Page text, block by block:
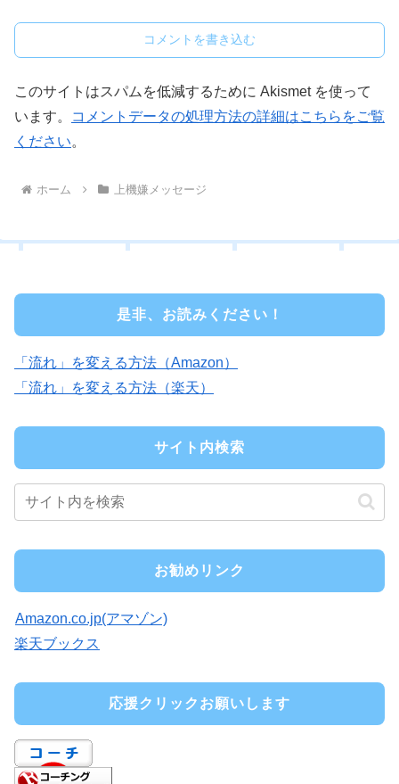
コメントを書き込む
このサイトはスパムを低減するために Akismet を使って
います。
コメントデータの処理方法の詳細はこちらをご覧
ください。
ホーム 上機嫌メッセージ
是非、お読みください！
「流れ」を変える方法（Amazon）
「流れ」を変える方法（楽天）
サイト内検索
お勧めリンク
Amazon.co.jp(アマゾン)
楽天ブックス
応援クリックお願いします